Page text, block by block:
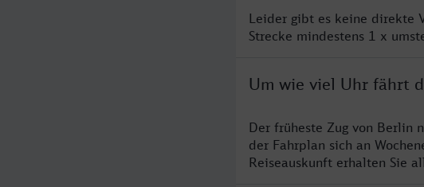
Leider gibt es keine direkte
Strecke mindestens 1 x
Um wie viel Uhr fährt
Der früheste Zug von Berlin
der Fahrplan sich an
Reiseauskunft erhalten Sie